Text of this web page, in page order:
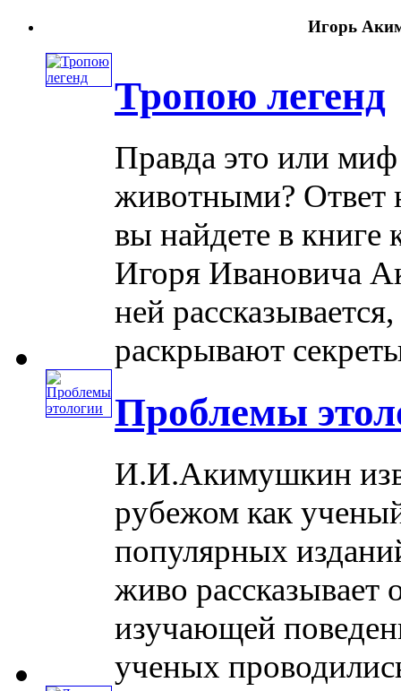
Игорь
Тропою легенд
Правда это или
животными? Ответ
вы найдете в книге
Игоря Ивановича
ней
раскрывают
Проблемы
И.И.Акимушкин
рубежом как
популярных
живо рассказывает
изучающей
ученых